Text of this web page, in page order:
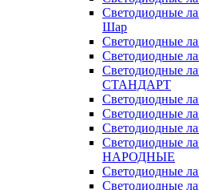
Светодиодные
Шар
Светодиодные
Светодиодные
Светодиодные
СТАНДАРТ
Светодиодные
Светодиодные
Светодиодные
Светодиодные
НАРОДНЫЕ
Светодиодные
Светодиодные